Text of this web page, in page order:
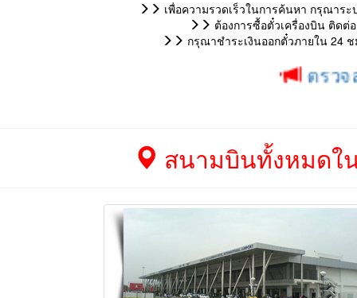
เพื่อความรวดเร็วในการค้นหา กรุณาร
ต้องการซื้อตั๋วเครื่องบิน ติดต่
กรุณาชำระเงินออกตั๋วภายใน 24
ตรวจสอบ
สนามบินทั้งหมดใ